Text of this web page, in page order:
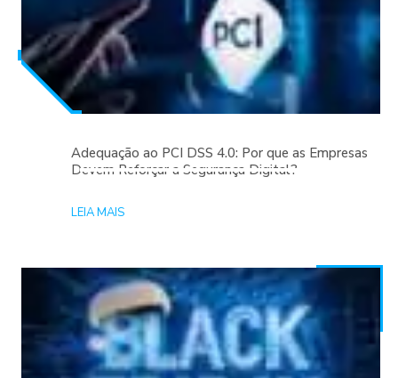
Adequação ao PCI DSS 4.0: Por que as Empresas
Devem Reforçar a Segurança Digital?
LEIA MAIS